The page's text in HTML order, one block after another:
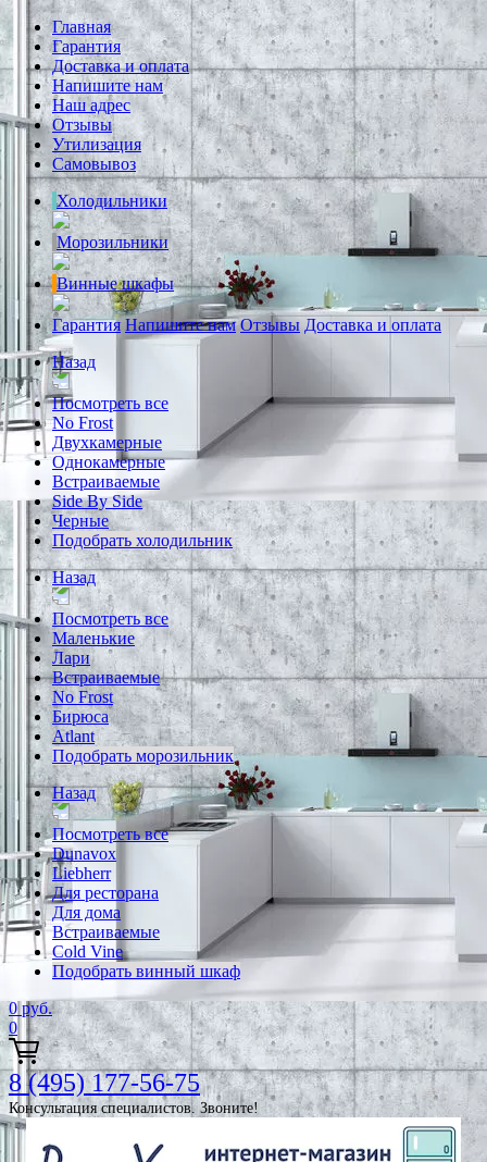
Главная
Гарантия
Доставка и оплата
Напишите нам
Наш адрес
Отзывы
Утилизация
Самовывоз
Холодильники
Морозильники
Винные шкафы
Гарантия Напишите нам Отзывы Доставка и оплата
Назад
Посмотреть все
No Frost
Двухкамерные
Однокамерные
Встраиваемые
Side By Side
Черные
Подобрать холодильник
Назад
Посмотреть все
Маленькие
Лари
Встраиваемые
No Frost
Бирюса
Atlant
Подобрать морозильник
Назад
Посмотреть все
Dunavox
Liebherr
Для ресторана
Для дома
Встраиваемые
Cold Vine
Подобрать винный шкаф
0 руб.
0
8 (495) 177-56-75
Консультация специалистов. Звоните!